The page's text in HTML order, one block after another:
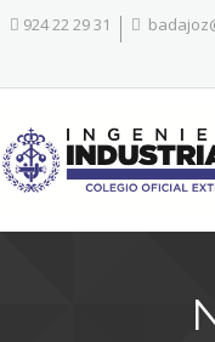
924 22 29 31